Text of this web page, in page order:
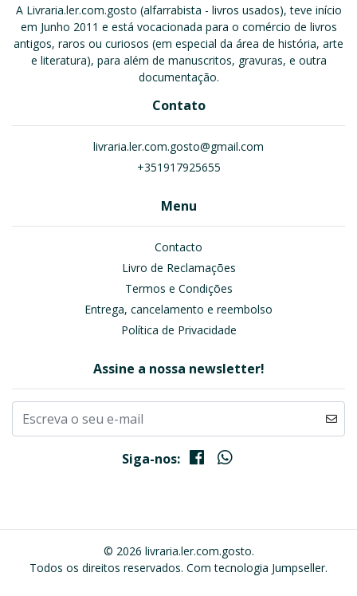
A Livraria.ler.com.gosto (alfarrabista - livros usados), teve início
em Junho 2011 e está vocacionada para o comércio de livros
antigos, raros ou curiosos (em especial da área de história, arte
e literatura), para além de manuscritos, gravuras, e outra
documentação.
Contato
livraria.ler.com.gosto@gmail.com
+351917925655
Menu
Contacto
Livro de Reclamações
Termos e Condições
Entrega, cancelamento e reembolso
Política de Privacidade
Assine a nossa newsletter!
Siga-nos:
© 2026 livraria.ler.com.gosto.
Todos os direitos reservados. Com tecnologia Jumpseller.